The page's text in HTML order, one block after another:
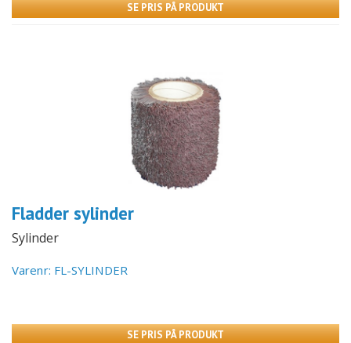
SE PRIS PÅ PRODUKT
Fladder sylinder
Sylinder
Varenr: FL-SYLINDER
SE PRIS PÅ PRODUKT